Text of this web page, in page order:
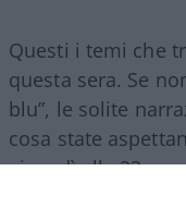
Questi i temi che
questa sera. Se
blu”, le solite
cosa state
giovedì alle 23